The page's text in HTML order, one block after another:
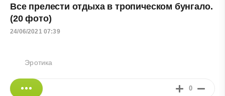
Все прелести отдыха в тропическом бунгало.
(20 фото)
24/06/2021 07:39
Эротика
0